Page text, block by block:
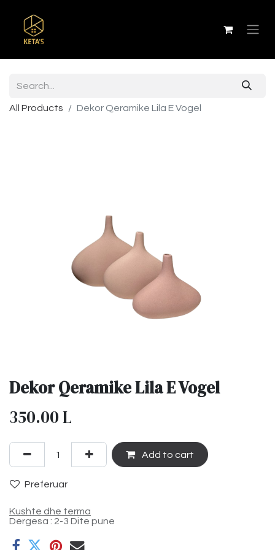
All Products Dekor Qeramike Lila E Vogel
Dekor Qeramike Lila E Vogel
350.00L
Add to cart
Preferuar
Kushte dhe terma
Dergesa : 2-3 Dite pune